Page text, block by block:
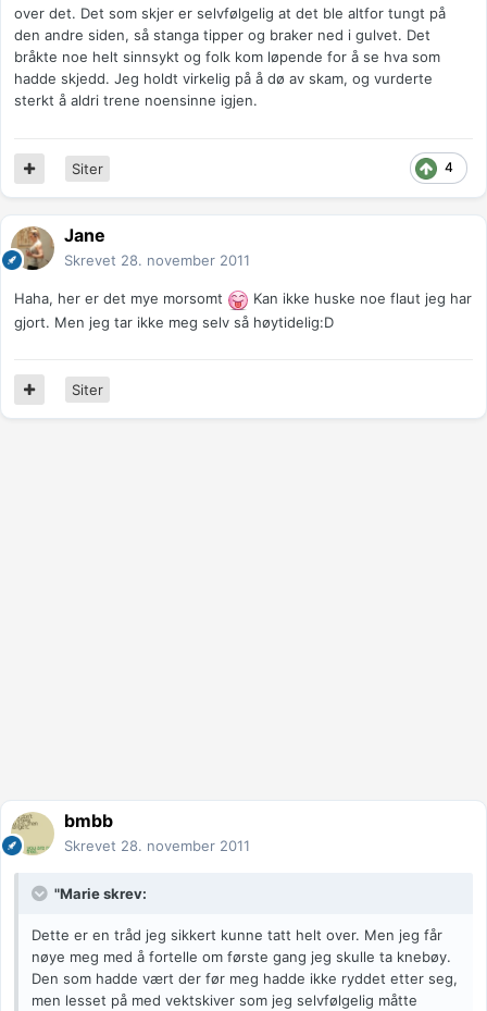
over det. Det som skjer er selvfølgelig at det ble altfor tungt på
den andre siden, så stanga tipper og braker ned i gulvet. Det
bråkte noe helt sinnsykt og folk kom løpende for å se hva som
hadde skjedd. Jeg holdt virkelig på å dø av skam, og vurderte
sterkt å aldri trene noensinne igjen.
4
Siter
Jane
Skrevet 28. november 2011
Haha, her er det mye morsomt
Kan ikke huske noe flaut jeg har
gjort. Men jeg tar ikke meg selv så høytidelig:D
Siter
bmbb
Skrevet 28. november 2011
"Marie skrev:
Dette er en tråd jeg sikkert kunne tatt helt over. Men jeg får
nøye meg med å fortelle om første gang jeg skulle ta knebøy.
Den som hadde vært der før meg hadde ikke ryddet etter seg,
men lesset på med vektskiver som jeg selvfølgelig måtte